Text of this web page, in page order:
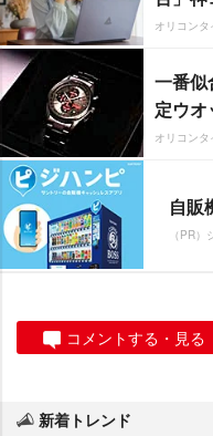
オリコン
一番
定ウオ
オリコン
自販
（PR）
コメントする・見る
新着トレンド